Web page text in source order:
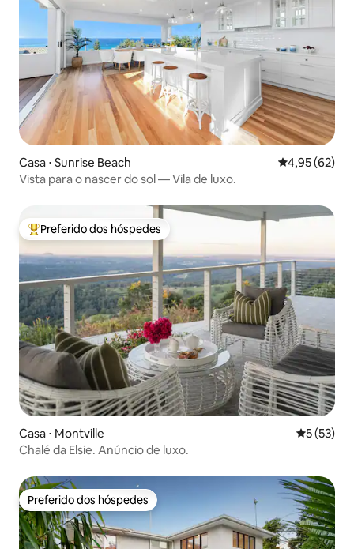
Casa ⋅ Sunrise Beach 4,95 de uma
4,95 (62)
Vista para o nascer do sol — Vila de luxo.
Entre os melhores preferidos dos hóspedes
Preferido dos hóspedes
Casa ⋅ Montville 5 de uma
5 (53)
Chalé da Elsie. Anúncio de luxo.
Preferido dos hóspedes
Preferido dos hóspedes